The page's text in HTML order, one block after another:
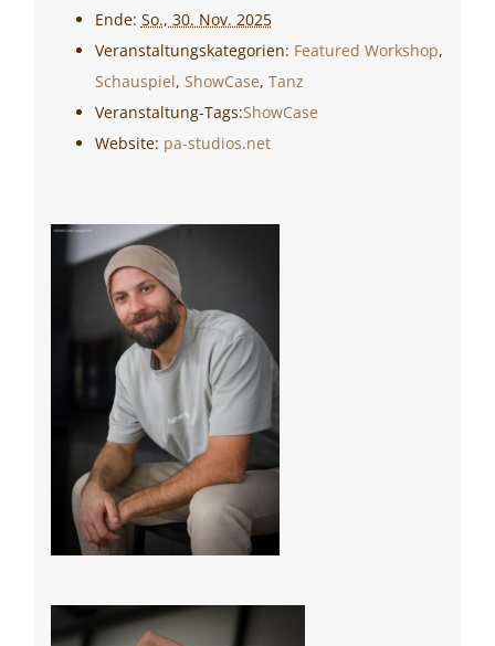
Ende: So., 30. Nov. 2025
Veranstaltungskategorien: Featured Workshop,
Schauspiel, ShowCase, Tanz
Veranstaltung-Tags:ShowCase
Website: pa-studios.net